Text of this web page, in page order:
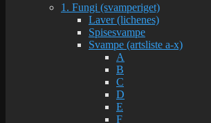
1. Fungi (svamperiget)
Laver (lichenes)
Spisesvampe
Svampe (artsliste a-x)
A
B
C
D
E
F